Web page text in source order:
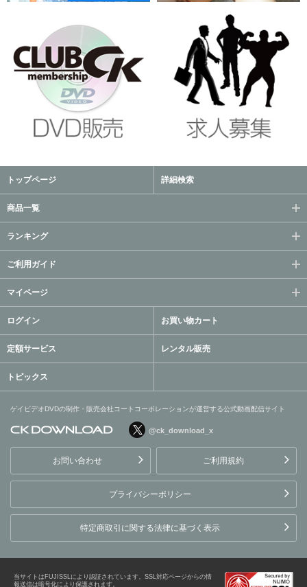
トップページ 詳細検索
商品一覧
ランキング
ご利用ガイド
マイページ
ログイン お買い物カート
定額サービス レンタル販売
トピックス
ゲイビデオDVDの制作・販売会社コートコーポレーションが運営する公式動画配信サイト
ョンが運営する公式動画配
信サイト
@ck_download_x
お問い合わせ ご利用規約
プライバシーポリシー
特定商取引に関する法律に基づく表示
当サイトはFUJISSLにより認証されています。SSL対応ページからの情
報送信は暗号化により保護されます。